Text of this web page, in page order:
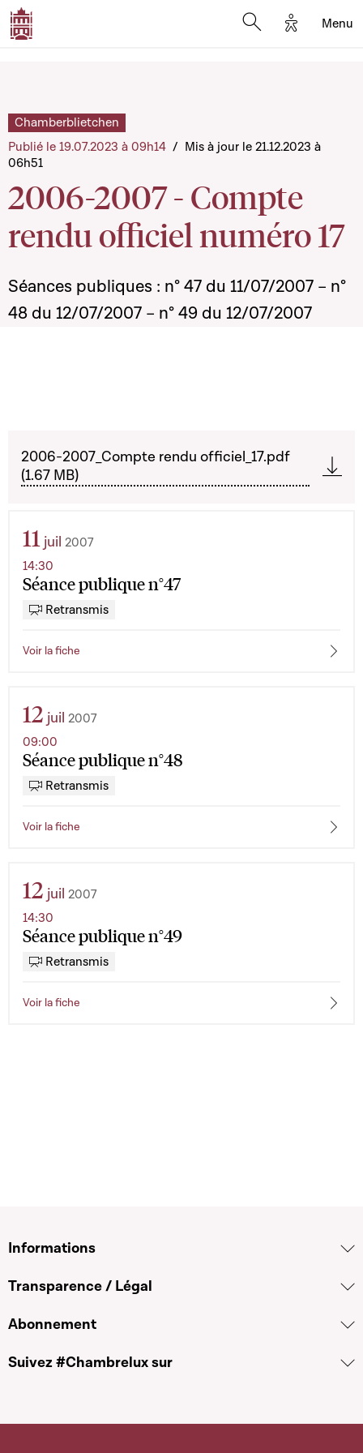
Options
Menu
2006-2007 - Compte
rendu officiel numéro 17
Chamberblietchen
Publié le 19.07.2023 à 09h14 / Mis à jour le 21.12.2023 à
06h51
Séances publiques : n° 47 du 11/07/2007 – n°
48 du 12/07/2007 – n° 49 du 12/07/2007
2006-2007_Compte rendu officiel_17.pdf
(1.67 MB)
11 juil 2007
Séance publique n°47
14:30
Retransmis
Voir la fiche
12 juil 2007
Séance publique n°48
09:00
Retransmis
Voir la fiche
12 juil 2007
Séance publique n°49
14:30
Retransmis
Voir la fiche
Informations
Transparence / Légal
Abonnement
Suivez #Chambrelux sur